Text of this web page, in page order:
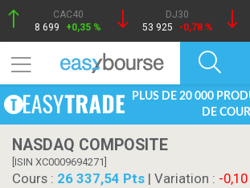
CAC40
8 699
+0,35 %
DJ30
53 925
-0,78 %
PLUS DE 20 000
DE
NASDAQ COMPOSITE
[ISIN XC0009694271]
Cours : 26 337,54 Pts | Variation : -0,10